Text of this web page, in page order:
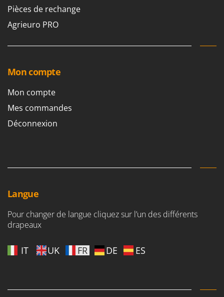
Pièces de rechange
Agrieuro PRO
Mon compte
Mon compte
Mes commandes
Déconnexion
Langue
Pour changer de langue cliquez sur l’un des différents
drapeaux
IT UK FR DE ES